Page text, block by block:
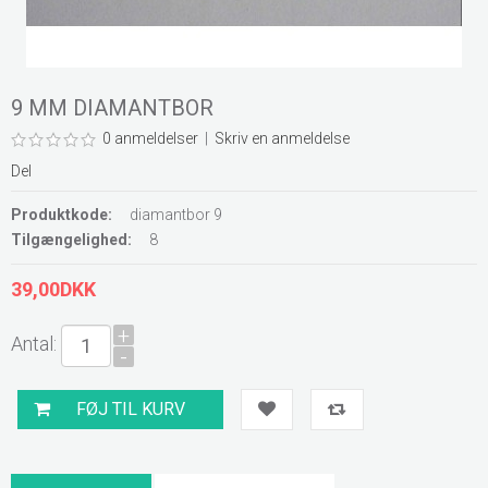
9 MM DIAMANTBOR
0 anmeldelser
Skriv en anmeldelse
Del
Produktkode:
diamantbor 9
Tilgængelighed:
8
39,00DKK
Antal: +
-